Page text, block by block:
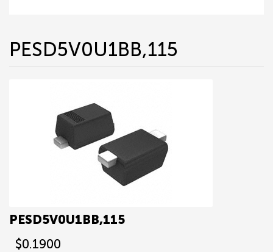
PESD5V0U1BB,115
PESD5V0U1BB,115
$0.1900